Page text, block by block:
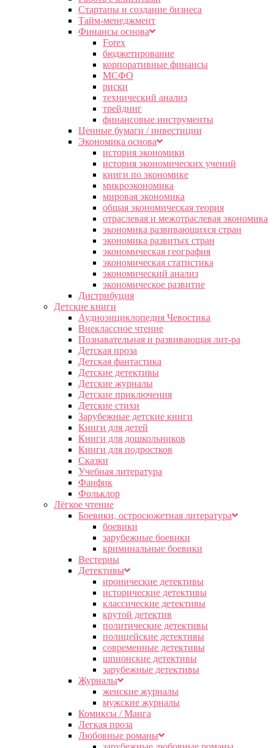
Стартапы и создание бизнеса
Тайм-менеджмент
Финансы основа
Forex
бюджетирование
корпоративные финансы
МСФО
риски
технический анализ
трейдинг
финансовые инструменты
Ценные бумаги / инвестиции
Экономика основа
история экономики
история экономических учений
книги по экономике
микроэкономика
мировая экономика
общая экономическая теория
отраслевая и межотраслевая экономика
экономика развивающихся стран
экономика развитых стран
экономическая география
экономическая статистика
экономический анализ
экономическое развитие
Дистрибуция
Детские книги
Аудиоэнциклопедия Чевостика
Внеклассное чтение
Познавательная и развивающая лит-ра
Детская проза
Детская фантастика
Детские детективы
Детские журналы
Детские приключения
Детские стихи
Зарубежные детские книги
Книги для детей
Книги для дошкольников
Книги для подростков
Сказки
Учебная литература
Фанфик
Фольклор
Лёгкое чтение
Боевики, остросюжетная литература
боевики
зарубежные боевики
криминальные боевики
Вестерны
Детективы
иронические детективы
исторические детективы
классические детективы
крутой детектив
политические детективы
полицейские детективы
современные детективы
шпионские детективы
зарубежные детективы
Журналы
женские журналы
мужские журналы
Комиксы / Манга
Легкая проза
Любовные романы